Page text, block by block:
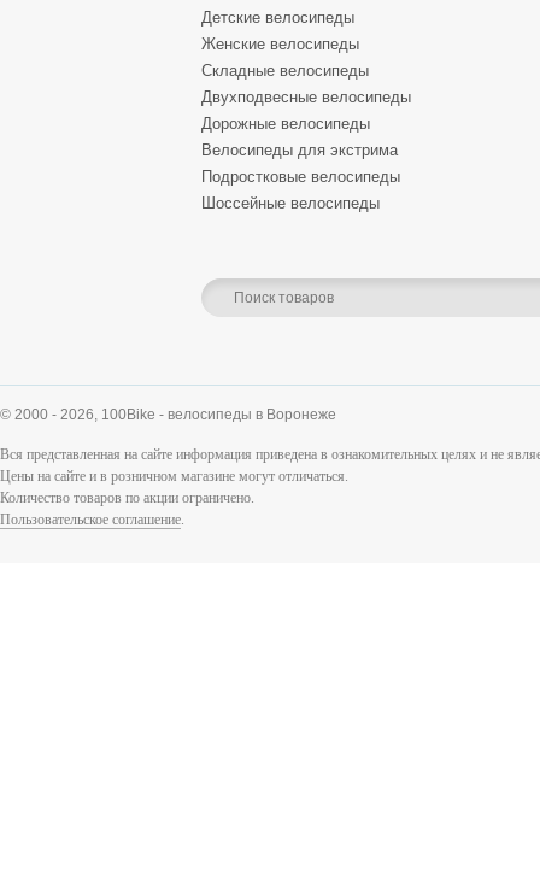
Детские велосипеды
Женские велосипеды
Складные велосипеды
Двухподвесные велосипеды
Дорожные велосипеды
Велосипеды для экстрима
Подростковые велосипеды
Шоссейные велосипеды
© 2000 - 2026, 100Bike - велосипеды в Воронеже
Вся представленная на сайте информация приведена в ознакомительных целях и не
Цены на сайте и в розничном магазине могут отличаться.
Количество товаров по акции ограничено.
Пользовательское соглашение.